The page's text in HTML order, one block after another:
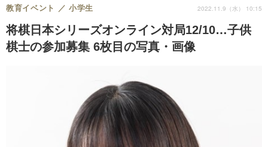
将棋日本シリーズオンライン対局12/10…子供
棋士の参加募集 6枚目の写真・画像
教育イベント 小学生 2022.11.9（水） 10:15